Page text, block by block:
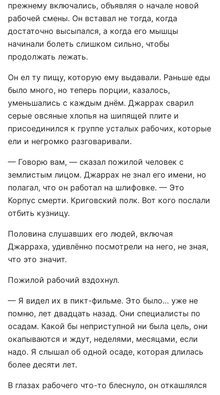
прежнему включались, объявляя о начале новой
рабочей смены. Он вставал не тогда, когда
достаточно высыпался, а когда его мышцы
начинали болеть слишком сильно, чтобы
продолжать лежать.
Он ел ту пищу, которую ему выдавали. Раньше еды
было много, но теперь порции, казалось,
уменьшались с каждым днём. Джаррах сварил
серые овсяные хлопья на шипящей плите и
присоединился к группе усталых рабочих, которые
ели и негромко разговаривали.
— Говорю вам, — сказал пожилой человек с
землистым лицом. Джаррах не знал его имени, но
полагал, что он работал на шлифовке. — Это
Корпус смерти. Криговский полк. Вот кого послали
отбить кузницу.
Половина слушавших его людей, включая
Джарраха, удивлённо посмотрели на него, не зная,
что это значит.
Пожилой рабочий вздохнул.
— Я видел их в пикт-фильме. Это было… уже не
помню, лет двадцать назад. Они специалисты по
осадам. Какой бы неприступной ни была цель, они
окапываются и ждут, неделями, месяцами, если
надо. Я слышал об одной осаде, которая длилась
более десяти лет.
В глазах рабочего что-то блеснуло, он откашлялся